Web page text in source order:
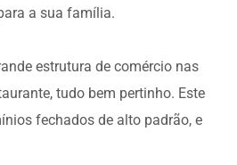
a sua família.
estrutura de comércio nas
tudo bem pertinho. Este
fechados de alto padrão, e